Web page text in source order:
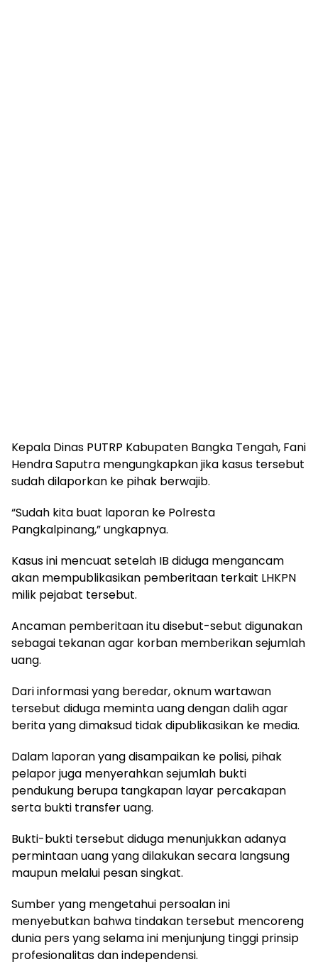
Kepala Dinas PUTRP Kabupaten Bangka Tengah, Fani
Hendra Saputra mengungkapkan jika kasus tersebut
sudah dilaporkan ke pihak berwajib.
“Sudah kita buat laporan ke Polresta
Pangkalpinang,” ungkapnya.
Kasus ini mencuat setelah IB diduga mengancam
akan mempublikasikan pemberitaan terkait LHKPN
milik pejabat tersebut.
Ancaman pemberitaan itu disebut-sebut digunakan
sebagai tekanan agar korban memberikan sejumlah
uang.
Dari informasi yang beredar, oknum wartawan
tersebut diduga meminta uang dengan dalih agar
berita yang dimaksud tidak dipublikasikan ke media.
Dalam laporan yang disampaikan ke polisi, pihak
pelapor juga menyerahkan sejumlah bukti
pendukung berupa tangkapan layar percakapan
serta bukti transfer uang.
Bukti-bukti tersebut diduga menunjukkan adanya
permintaan uang yang dilakukan secara langsung
maupun melalui pesan singkat.
Sumber yang mengetahui persoalan ini
menyebutkan bahwa tindakan tersebut mencoreng
dunia pers yang selama ini menjunjung tinggi prinsip
profesionalitas dan independensi.